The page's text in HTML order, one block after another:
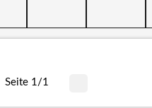
Seite 1/1